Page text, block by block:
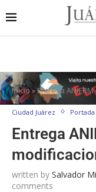
Inicio»Entrega
Ciudad Juárez Portada
Entrega
written by Salvador
comments